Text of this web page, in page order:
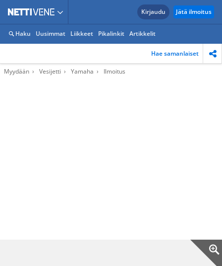
Kirjaudu Jätä ilmoitus
Haku Uusimmat Liikkeet Pikalinkit Artikkelit
Hae samanlaiset
Myydään Vesijetti Yamaha Ilmoitus